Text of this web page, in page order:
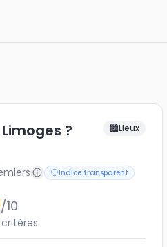
? 🏙️Lieux
Indice transparent
/10
critères